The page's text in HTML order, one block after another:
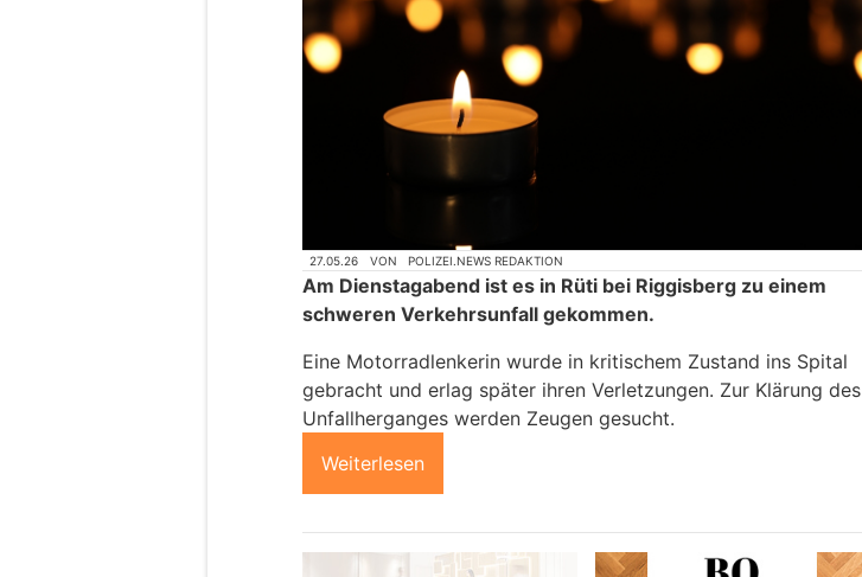
27.05.26 VON POLIZEI.NEWS REDAKTION
Am Dienstagabend ist es in Rüti bei Riggisberg zu einem
schweren Verkehrsunfall gekommen.
Eine Motorradlenkerin wurde in kritischem Zustand ins Spital
gebracht und erlag später ihren Verletzungen. Zur Klärung des
Unfallherganges werden Zeugen gesucht.
Weiterlesen